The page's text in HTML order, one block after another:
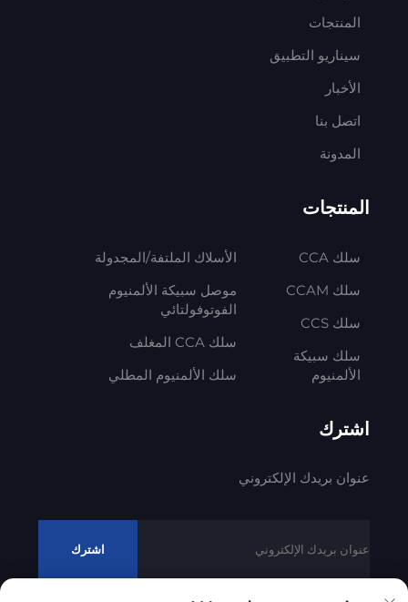
المنتجات
سيناريو التطبيق
الأخبار
اتصل بنا
المدونة
المنتجات
سلك CCA
سلك CCAM
سلك CCS
سلك سبيكة
الألمنيوم
الأسلاك الملتفة/المجدولة
موصل سبيكة الألمنيوم
الفوتوفولتائي
سلك CCA المغلف
سلك الألمنيوم المطلي
اشترك
عنوان بريدك الإلكتروني
اشترك